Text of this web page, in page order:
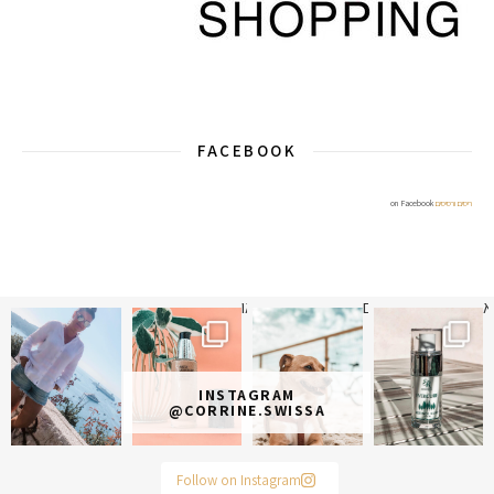
FACEBOOK
ריסים ורסיסים
INSTAGRAM
@CORRINE.SWISSA
תמונה כבר חודשיים
איזו אהבתם יותר? הראשונה או
Follow on Instagram